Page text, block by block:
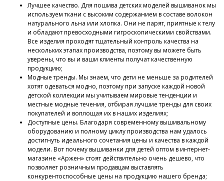
Лучшее качество. Для пошива детских моделей вышиванок мы
используем ткани с высоким содержанием в составе волокон
натурального льна или хлопка. Они не парят, приятные к телу
и обладают превосходными гигроскопическими свойствами.
Все изделия проходят тщательный контроль качества на
нескольких этапах производства, поэтому вы можете быть
уверены, что вы и ваши клиенты получат качественную
продукцию;
Модные тренды. Мы знаем, что дети не меньше за родителей
хотят одеваться модно, поэтому при запуске каждой новой
детской коллекции мы учитываем мировые тенденции и
местные модные течения, отбирая лучшие тренды для своих
покупателей и воплощая их в наших изделиях;
Доступные цены. Благодаря современному вышивальному
оборудованию и полному циклу производства нам удалось
достигнуть идеального сочетания цены и качества в каждой
модели. Вот почему вышиванки для детей оптом в интернет-
магазине «Аржен» стоят действительно очень дешево, что
позволяет розничным продавцам выставлять
конкурентоспособные цены на продукцию нашего бренда;